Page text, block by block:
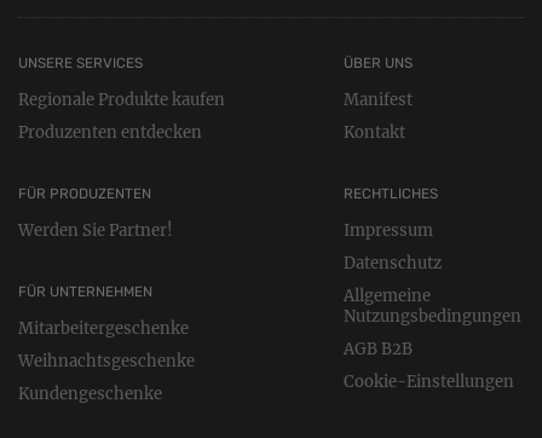
UNSERE SERVICES
Regionale Produkte kaufen
Produzenten entdecken
FÜR PRODUZENTEN
Werden Sie Partner!
FÜR UNTERNEHMEN
Mitarbeitergeschenke
Weihnachtsgeschenke
Kundengeschenke
RECHTLICHES
Impressum
Datenschutz
Allgemeine
Nutzungsbedingungen
AGB B2B
Cookie-Einstellungen
ÜBER UNS
Manifest
Kontakt